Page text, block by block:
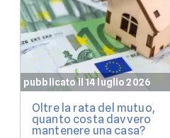
pubblicato il 14 luglio 2026
Oltre la rata del mutuo,
quanto costa davvero
mantenere una casa?